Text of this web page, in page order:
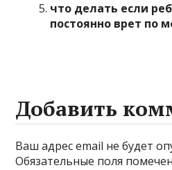
что делать если
постоянно врет по
Добавить
Ваш адрес email не будет
Обязательные поля